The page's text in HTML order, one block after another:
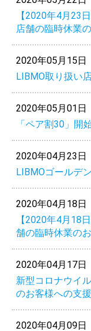
【2020年4月23
店舗の臨時休業
2020年05月15日
LIBMO取り扱い
2020年05月01日
「ペア割30」開
2020年04月23日
LIBMOゴールデ
2020年04月18日
【2020年4月18
舗の臨時休業の
2020年04月17日
新型コロナウイ
のお客様への支
2020年04月09日